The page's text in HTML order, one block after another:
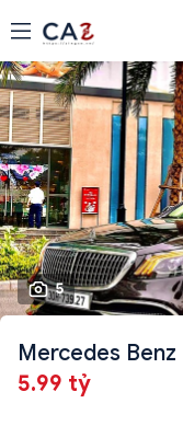
5
Mercedes Benz
5.99 tỷ